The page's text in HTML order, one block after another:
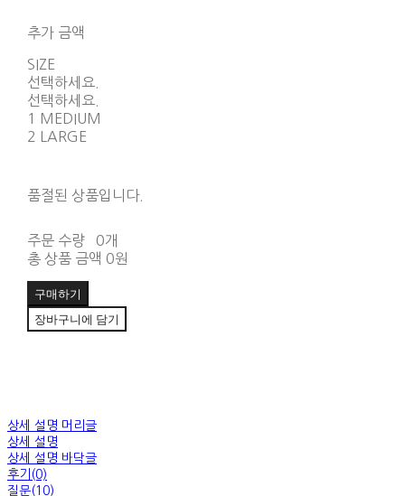
추가 금액
SIZE
선택하세요.
선택하세요.
1 MEDIUM
2 LARGE
품절된 상품입니다.
주문 수량
0개
총 상품 금액 0원
구매하기
장바구니에 담기
상세 설명 머리글
상세 설명
상세 설명 바닥글
후기(0)
질문(10)